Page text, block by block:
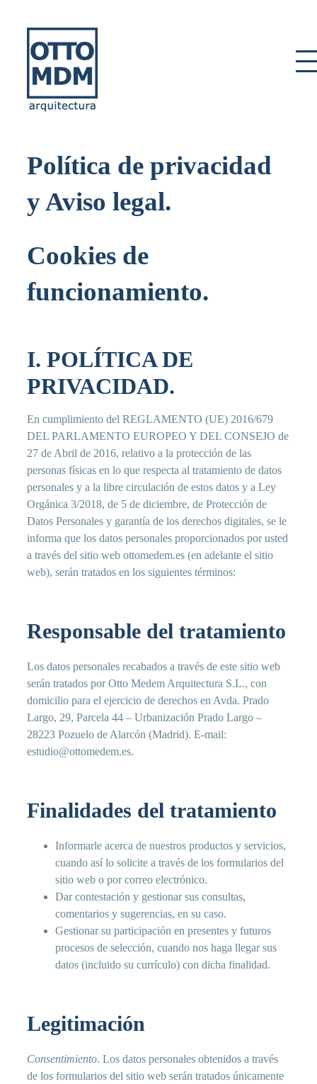
content
Política de privacidad
y Aviso legal.
Cookies de
funcionamiento.
I. POLÍTICA DE
PRIVACIDAD.
En cumplimiento del REGLAMENTO (UE) 2016/679
DEL PARLAMENTO EUROPEO Y DEL CONSEJO de
27 de Abril de 2016, relativo a la protección de las
personas físicas en lo que respecta al tratamiento de datos
personales y a la libre circulación de estos datos y a Ley
Orgánica 3/2018, de 5 de diciembre, de Protección de
Datos Personales y garantía de los derechos digitales, se le
informa que los datos personales proporcionados por usted
a través del sitio web ottomedem.es (en adelante el sitio
web), serán tratados en los siguientes términos:
Responsable del tratamiento
Los datos personales recabados a través de este sitio web
serán tratados por Otto Medem Arquitectura S.L., con
domicilio para el ejercicio de derechos en Avda. Prado
Largo, 29, Parcela 44 – Urbanización Prado Largo –
28223 Pozuelo de Alarcón (Madrid). E-mail:
estudio@ottomedem.es.
Finalidades del tratamiento
Informarle acerca de nuestros productos y servicios,
cuando así lo solicite a través de los formularios del
sitio web o por correo electrónico.
Dar contestación y gestionar sus consultas,
comentarios y sugerencias, en su caso.
Gestionar su participación en presentes y futuros
procesos de selección, cuando nos haga llegar sus
datos (incluido su currículo) con dicha finalidad.
Legitimación
Consentimiento. Los datos personales obtenidos a través
de los formularios del sitio web serán tratados únicamente